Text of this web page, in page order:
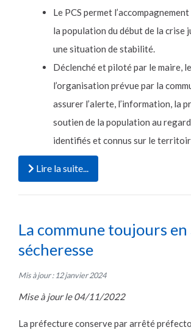
Le PCS permet
la population du début de la crise
une situation de stabilité.
Déclenché et piloté par le maire,
l’organisation prévue par la
assurer l’alerte, l’information, la
soutien de la population au
identifiés et connus sur le
Lire la suite...
La commune toujours
sécheresse
Mis à jour : 12 janvier 2024
Mise à jour le 04/11/2022
La préfecture conserve par arrêté